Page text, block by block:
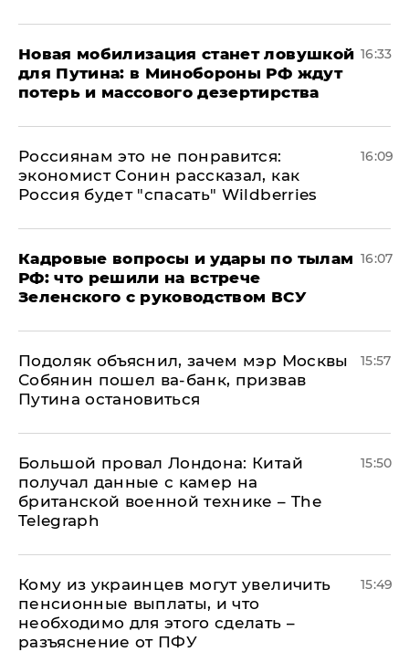
​Новая мобилизация станет ловушкой
для Путина: в Минобороны РФ ждут
потерь и массового дезертирства
16:33
Россиянам это не понравится:
экономист Сонин рассказал, как
Россия будет "спасать" Wildberries
16:09
Кадровые вопросы и удары по тылам
РФ: что решили на встрече
Зеленского с руководством ВСУ
16:07
Подоляк объяснил, зачем мэр Москвы
Собянин пошел ва-банк, призвав
Путина остановиться
15:57
Большой провал Лондона: Китай
получал данные с камер на
британской военной технике – The
Telegraph
15:50
Кому из украинцев могут увеличить
пенсионные выплаты, и что
необходимо для этого сделать –
разъяснение от ПФУ
15:49